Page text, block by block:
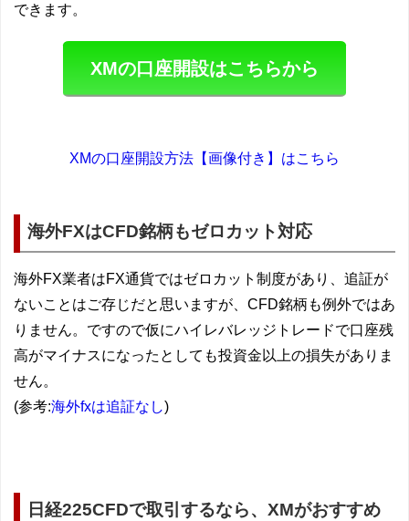
できます。
XMの口座開設はこちらから
XMの口座開設方法【画像付き】はこちら
海外FXはCFD銘柄もゼロカット対応
海外FX業者はFX通貨ではゼロカット制度があり、追証が
ないことはご存じだと思いますが、CFD銘柄も例外ではあ
りません。ですので仮にハイレバレッジトレードで口座残
高がマイナスになったとしても投資金以上の損失がありま
せん。
(参考:海外fxは追証なし)
日経225CFDで取引するなら、XMがおすすめ